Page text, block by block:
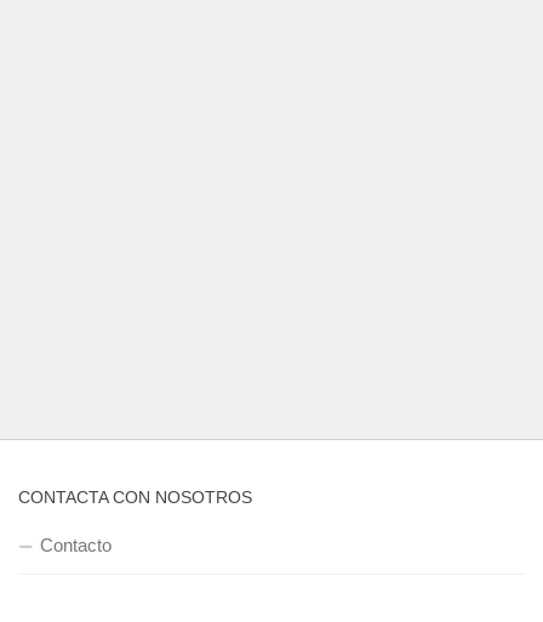
CONTACTA CON NOSOTROS
Contacto